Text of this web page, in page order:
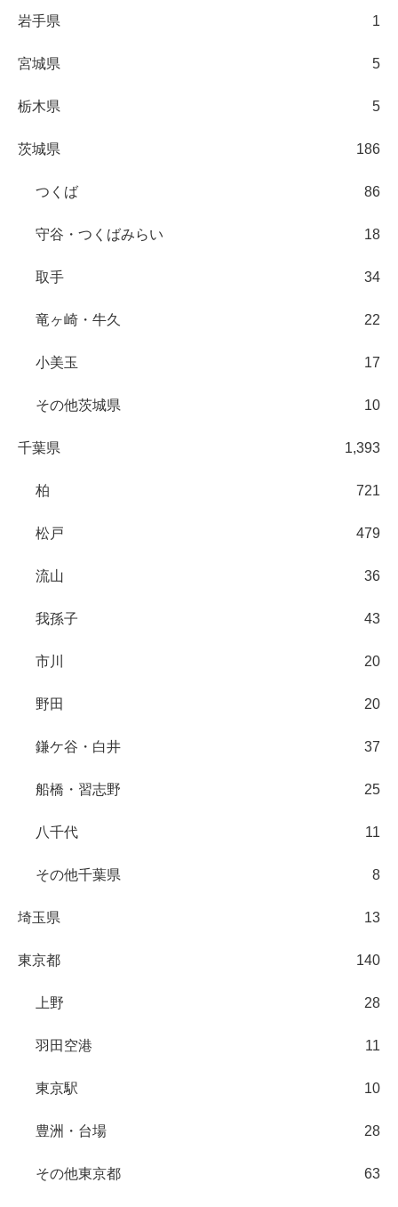
岩手県 1
宮城県 5
栃木県 5
茨城県 186
つくば 86
守谷・つくばみらい 18
取手 34
竜ヶ崎・牛久 22
小美玉 17
その他茨城県 10
千葉県 1,393
柏 721
松戸 479
流山 36
我孫子 43
市川 20
野田 20
鎌ケ谷・白井 37
船橋・習志野 25
八千代 11
その他千葉県 8
埼玉県 13
東京都 140
上野 28
羽田空港 11
東京駅 10
豊洲・台場 28
その他東京都 63